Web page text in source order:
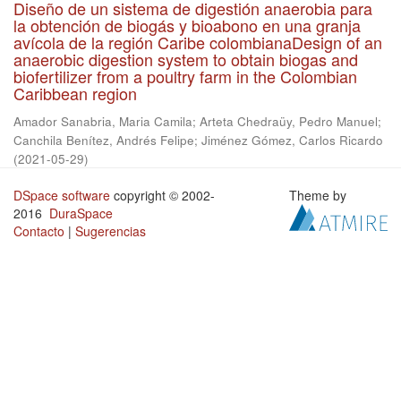
Diseño de un sistema de digestión anaerobia para
la obtención de biogás y bioabono en una granja
avícola de la región Caribe colombianaDesign of an
anaerobic digestion system to obtain biogas and
biofertilizer from a poultry farm in the Colombian
Caribbean region
Amador Sanabria, Maria Camila; Arteta Chedraüy, Pedro Manuel;
Canchila Benítez, Andrés Felipe; Jiménez Gómez, Carlos Ricardo
(2021-05-29)
DSpace software copyright © 2002-
2016 DuraSpace
Contacto | Sugerencias
Theme by